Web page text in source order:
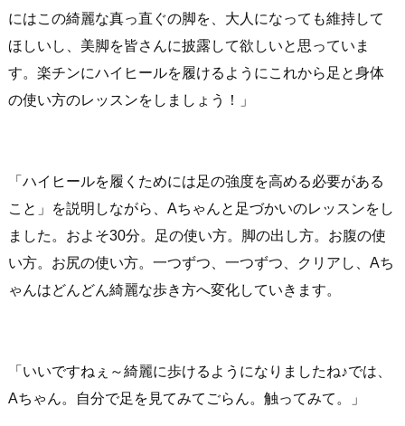
にはこの綺麗な真っ直ぐの脚を、大人になっても維持して
ほしいし、美脚を皆さんに披露して欲しいと思っていま
す。楽チンにハイヒールを履けるようにこれから足と身体
の使い方のレッスンをしましょう！」
「ハイヒールを履くためには足の強度を高める必要がある
こと」を説明しながら、Aちゃんと足づかいのレッスンをし
ました。およそ30分。足の使い方。脚の出し方。お腹の使
い方。お尻の使い方。一つずつ、一つずつ、クリアし、Aち
ゃんはどんどん綺麗な歩き方へ変化していきます。
「いいですねぇ～綺麗に歩けるようになりましたね♪では、
Aちゃん。自分で足を見てみてごらん。触ってみて。」